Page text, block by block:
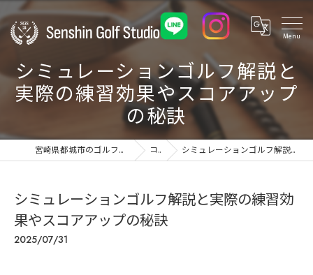
シミュレーションゴルフ解説と
実際の練習効果やスコアアップ
の秘訣
宮崎県都城市のゴルフ練習場ならSenshin Golf Studio 24 コラム シミュレーションゴルフ解説と実際の練習効果やスコアアップの秘訣
シミュレーションゴルフ解説と実際の練習効
果やスコアアップの秘訣
2025/07/31